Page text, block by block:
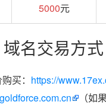
5000元
域名交易方式
买： https://
（如